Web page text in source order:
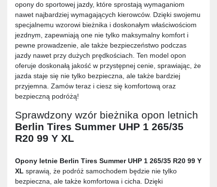
opony do sportowej jazdy, które sprostają wymaganiom
nawet najbardziej wymagających kierowców. Dzięki swojemu
specjalnemu wzorowi bieżnika i doskonałym właściwościom
jezdnym, zapewniają one nie tylko maksymalny komfort i
pewne prowadzenie, ale także bezpieczeństwo podczas
jazdy nawet przy dużych prędkościach. Ten model opon
oferuje doskonałą jakość w przystępnej cenie, sprawiając, że
jazda staje się nie tylko bezpieczna, ale także bardziej
przyjemna. Zamów teraz i ciesz się komfortową oraz
bezpieczną podróżą!
Sprawdzony wzór bieżnika opon letnich
Berlin Tires Summer UHP 1 265/35
R20 99 Y XL
Opony letnie Berlin Tires Summer UHP 1 265/35 R20 99 Y
XL sprawią, że podróż samochodem będzie nie tylko
bezpieczna, ale także komfortowa i cicha. Dzięki